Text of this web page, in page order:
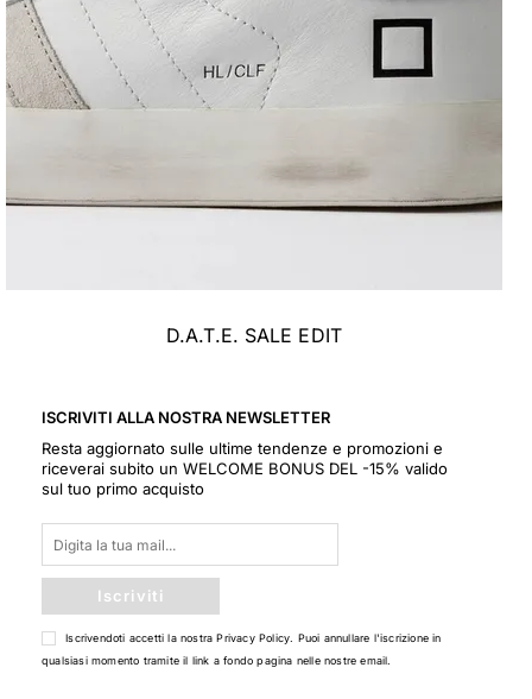
D.A.T.E. SALE EDIT
ISCRIVITI ALLA NOSTRA NEWSLETTER
Resta aggiornato sulle ultime tendenze e promozioni e
riceverai subito un WELCOME BONUS DEL -15% valido
sul tuo primo acquisto
Iscriviti
Iscrivendoti accetti la nostraPrivacy Policy. Puoi annullare l'iscrizione in
qualsiasi momento tramite il link a fondo pagina nelle nostre email.